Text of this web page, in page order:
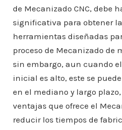
de Mecanizado CNC, debe
significativa para obtener
herramientas diseñadas
proceso de Mecanizado de
sin embargo, aun cuando
inicial es alto, este se
en el mediano y largo
ventajas que ofrece el
reducir los tiempos de